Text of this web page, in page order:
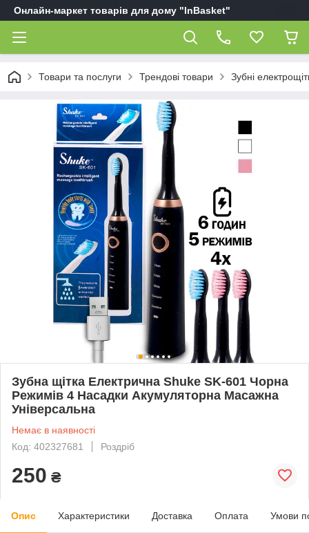
Онлайн-маркет товарів для дому "InBasket"
Товари та послуги Трендові товари Зубні
Зубна щітка Електрична Shuke SK-601 Чорна
Режимів 4 Насадки Акумуляторна Масажна
Універсальна
Немає в наявності
Код: 402327681
Роздріб
250 ₴
Опис Характеристики Доставка Оплата Умови